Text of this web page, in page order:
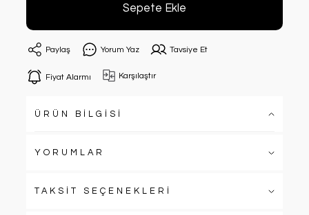
Sepete Ekle
Paylaş Yorum Yaz Tavsiye Et
Fiyat Alarmı Karşılaştır
ÜRÜN BİLGİSİ
YORUMLAR
TAKSİT SEÇENEKLERİ